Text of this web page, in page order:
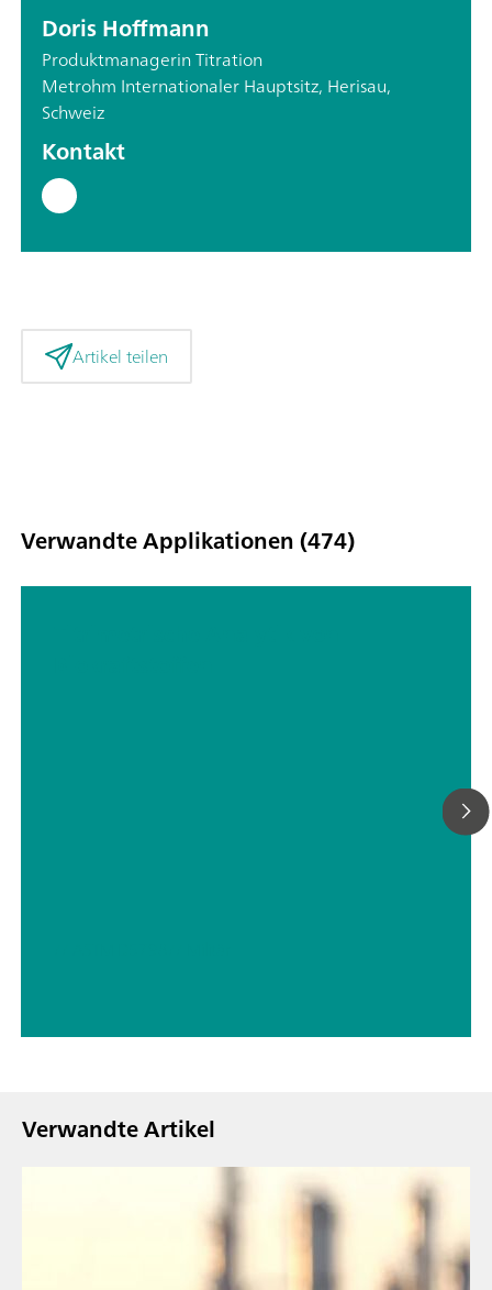
Doris Hoffmann
Produktmanagerin Titration
Metrohm Internationaler Hauptsitz, Herisau,
Schweiz
Kontakt
Artikel teilen
Verwandte Applikationen (474)
Verwandte Artikel